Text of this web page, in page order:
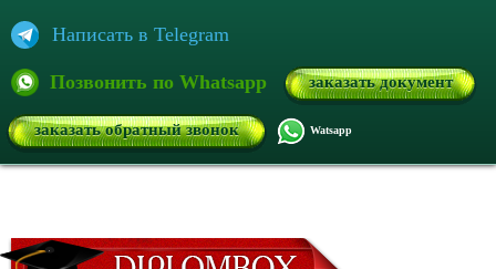
Написать в Telegram
Позвонить по Whatsapp заказать документ
заказать обратный звонок Watsapp